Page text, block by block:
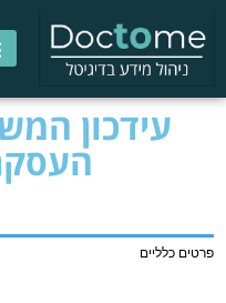
עידכון
פרטים כלליים